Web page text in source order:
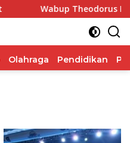
Wabup Theodorus Kawatu
Olahraga Pendidikan